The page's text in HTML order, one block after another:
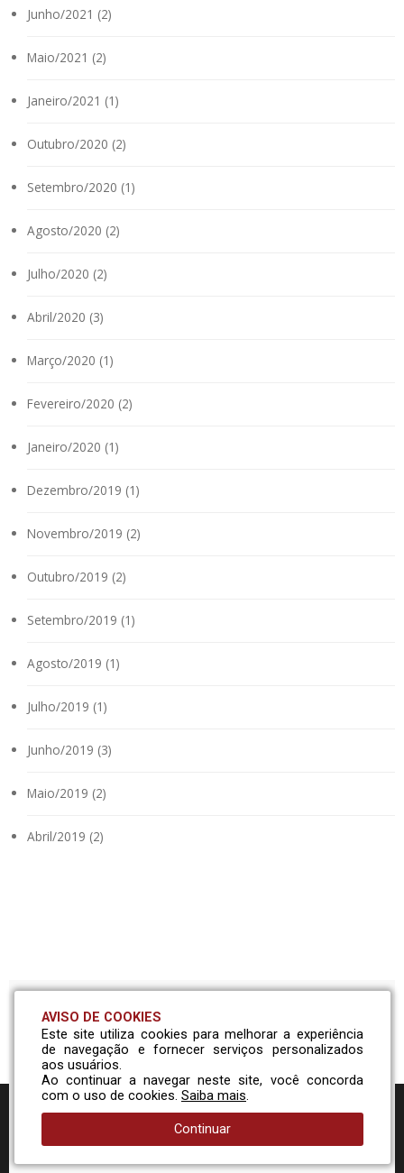
Junho/2021 (2)
Maio/2021 (2)
Janeiro/2021 (1)
Outubro/2020 (2)
Setembro/2020 (1)
Agosto/2020 (2)
Julho/2020 (2)
Abril/2020 (3)
Março/2020 (1)
Fevereiro/2020 (2)
Janeiro/2020 (1)
Dezembro/2019 (1)
Novembro/2019 (2)
Outubro/2019 (2)
Setembro/2019 (1)
Agosto/2019 (1)
Julho/2019 (1)
Junho/2019 (3)
Maio/2019 (2)
Abril/2019 (2)
Solicite um orçamento
Entre em contato com nossa equipe comercial e conheça
nossa linha de peças!
Solicitar Orçamento
AVISO DE COOKIES
Este site utiliza cookies para melhorar a experiência
de navegação e fornecer serviços personalizados
aos usuários.
Ao continuar a navegar neste site, você concorda
com o uso de cookies. Saiba mais.
Continuar